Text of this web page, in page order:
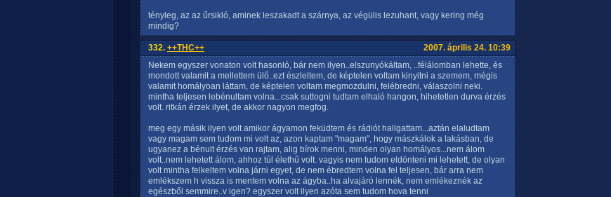
tényleg, az az űrsikló, aminek leszakadt a szárnya, az végülis lezuhant, vagy kering még
mindig?
332. ++THC++
2007. április 24. 10:39
Nekem egyszer vonaton volt hasonló, bár nem ilyen..elszunyókáltam, ..félálomban lehette, és
mondott valamit a mellettem ülő..ezt észleltem, de képtelen voltam kinyitni a szemem, mégis
valamit homályoan láttam, de képtelen voltam megmozdulni, felébredni, válaszolni neki.
mintha teljesen lebénultam volna...csak suttogni tudtam elhaló hangon, hihetetlen durva érzés
volt. ritkán érzek ilyet, de akkor nagyon megfog.
meg egy másik ilyen volt amikor ágyamon feküdtem és rádiót hallgattam...aztán elaludtam
vagy magam sem tudom mi volt az, azon kaptam "magam", hogy mászkálok a lakásban, de
ugyanez a bénult érzés van rajtam, alig bírok menni, minden olyan homályos...nem álom
volt..nem lehetett álom, ahhoz túl élethű volt. vagyis nem tudom eldönteni mi lehetett, de olyan
volt mintha felkeltem volna járni egyet, de nem ébredtem volna fel teljesen, bár arra nem
emlékszem h vissza is mentem volna az ágyba..ha alvajáró lennék, nem emlékeznék az
egészből semmire..v igen? egyszer volt ilyen azóta sem tudom hova tenni